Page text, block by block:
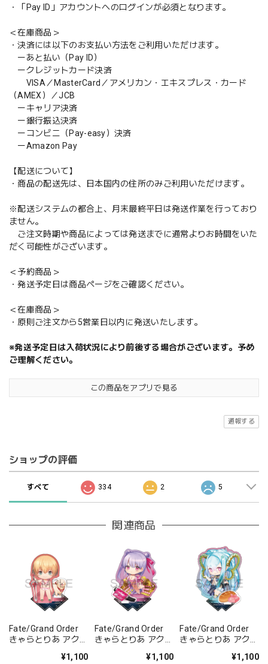
・「Pay ID」アカウントへのログインが必須となります。
＜在庫商品＞
・決済には以下のお支払い方法をご利用いただけます。
ーあと払い（Pay ID）
ークレジットカード決済
VISA／MasterCard／アメリカン・エキスプレス・カード
（AMEX）／JCB
ーキャリア決済
ー銀行振込決済
ーコンビニ（Pay-easy）決済
ーAmazon Pay
【配送について】
・商品の配送先は、日本国内の住所のみご利用いただけます。
※配送システムの都合上、月末最終平日は発送作業を行っており
ません。
ご注文時期や商品によっては発送までに通常よりお時間をいた
だく可能性がございます。
＜予約商品＞
・発送予定日は商品ページをご確認ください。
＜在庫商品＞
・原則ご注文から5営業日以内に発送いたします。
※発送予定日は入荷状況により前後する場合がございます。予め
ご理解ください。
この商品をアプリで見る
通報する
ショップの評価
すべて 334 2 5
関連商品
Fate/Grand Order
きゃらとりあ アクリ
¥1,100
Fate/Grand Order
きゃらとりあ アクリ
ー/パッションリッ
¥1,100
Fate/Grand Order
きゃらとりあ アクリ
ー/ラーヴァ/ティア
¥1,100